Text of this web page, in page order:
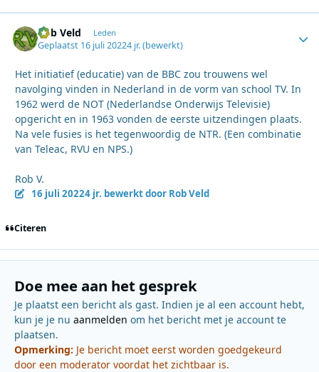
Rob Veld Leden
Geplaatst 16 juli 20224 jr.(bewerkt)
Het initiatief (educatie) van de BBC zou trouwens wel
navolging vinden in Nederland in de vorm van school TV. In
1962 werd de NOT (Nederlandse Onderwijs Televisie)
opgericht en in 1963 vonden de eerste uitzendingen plaats.
Na vele fusies is het tegenwoordig de NTR. (Een combinatie
van Teleac, RVU en NPS.)
Rob V.
16 juli 20224 jr. bewerkt door Rob Veld
Citeren
Doe mee aan het gesprek
Je plaatst een bericht als gast. Indien je al een account hebt,
kun je je nu aanmelden om het bericht met je account te
plaatsen.
Opmerking: Je bericht moet eerst worden goedgekeurd
door een moderator voordat het zichtbaar is.